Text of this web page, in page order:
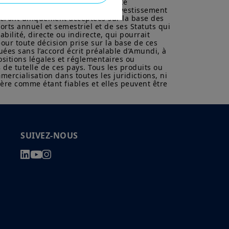
de la réglementation
sur Amundi, ses affiliés et
Aucune information contenue
instrument financier, ni un
ou de ses sociétés
présentation générale de nos
française en vigueur et
site».
pris connaissance de ces
fiscales d’un tel investissement
uniquement acceptées sur la base des
annuel et semestriel et de ses Statuts qui
directe ou indirecte, qui pourrait
toute décision prise sur la base de ces
sans l’accord écrit préalable d’Amundi, à
légales et réglementaires ou
tutelle de ces pays. Tous les produits ou
dans toutes les juridictions, ni
comme étant fiables et elles peuvent être
SUIVEZ-NOUS